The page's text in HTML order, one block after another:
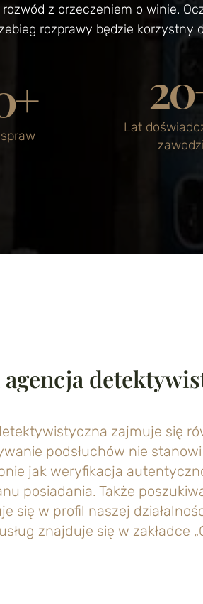
z orzeczeniem o winie.
rozprawy będzie korzystny
+ 20
Lat
zajmuje się
podsłuchów nie
jak weryfikacja
posiadania. Także
się w profil naszej
znajduje się w zakładce